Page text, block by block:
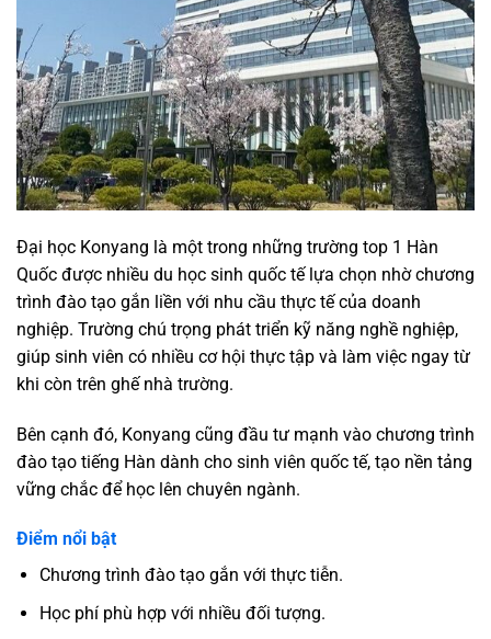
Đại học Konyang là một trong những trường top 1 Hàn
Quốc được nhiều du học sinh quốc tế lựa chọn nhờ chương
trình đào tạo gắn liền với nhu cầu thực tế của doanh
nghiệp. Trường chú trọng phát triển kỹ năng nghề nghiệp,
giúp sinh viên có nhiều cơ hội thực tập và làm việc ngay từ
khi còn trên ghế nhà trường.
Bên cạnh đó, Konyang cũng đầu tư mạnh vào chương trình
đào tạo tiếng Hàn dành cho sinh viên quốc tế, tạo nền tảng
vững chắc để học lên chuyên ngành.
Điểm nổi bật
Chương trình đào tạo gắn với thực tiễn.
Học phí phù hợp với nhiều đối tượng.